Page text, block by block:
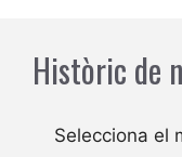
Històric de
Arxius